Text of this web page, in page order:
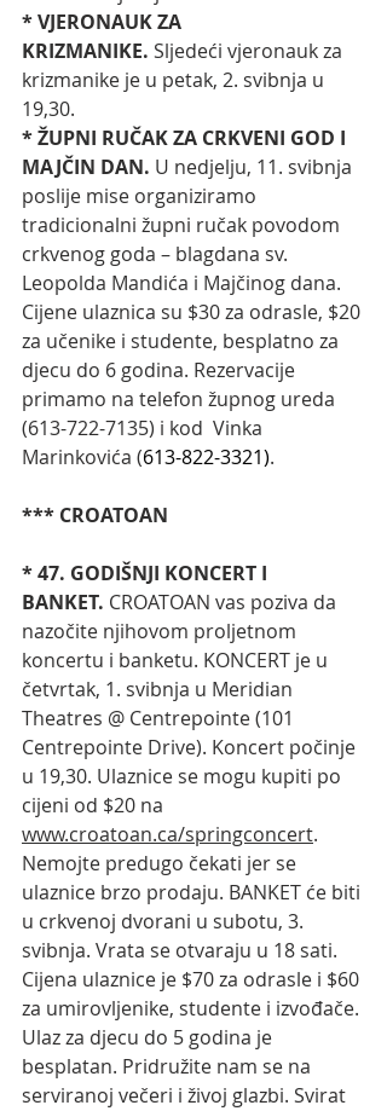
* VJERONAUK ZA
KRIZMANIKE. Sljedeći vjeronauk za
krizmanike je u petak, 2. svibnja u
19,30.
* ŽUPNI RUČAK ZA CRKVENI GOD I
MAJČIN DAN. U nedjelju, 11. svibnja
poslije mise organiziramo
tradicionalni župni ručak povodom
crkvenog goda – blagdana sv.
Leopolda Mandića i Majčinog dana.
Cijene ulaznica su $30 za odrasle, $20
za učenike i studente, besplatno za
djecu do 6 godina. Rezervacije
primamo na telefon župnog ureda
(613-722-7135) i kod  Vinka
Marinkovića (613-822-3321).
*** CROATOAN
* 47. GODIŠNJI KONCERT I
BANKET. CROATOAN vas poziva da
nazočite njihovom proljetnom
koncertu i banketu. KONCERT je u
četvrtak, 1. svibnja u Meridian
Theatres @ Centrepointe (101
Centrepointe Drive). Koncert počinje
u 19,30. Ulaznice se mogu kupiti po
cijeni od $20 na
www.croatoan.ca/springconcert.
Nemojte predugo čekati jer se
ulaznice brzo prodaju. BANKET će biti
u crkvenoj dvorani u subotu, 3.
svibnja. Vrata se otvaraju u 18 sati.
Cijena ulaznice je $70 za odrasle i $60
za umirovljenike, studente i izvođače.
Ulaz za djecu do 5 godina je
besplatan. Pridružite nam se na
serviranoj večeri i živoj glazbi. Svirat